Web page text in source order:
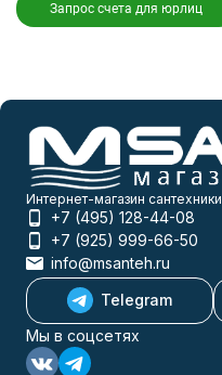
Запрос счета для юрлиц
Интернет-магазин сантехники
+7 (495) 128-44-08
+7 (925) 999-66-50
info@msanteh.ru
Telegram
Мы в соцсетях